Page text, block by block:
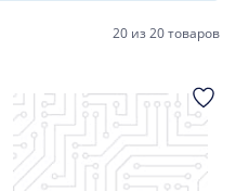
20 из20 товаров